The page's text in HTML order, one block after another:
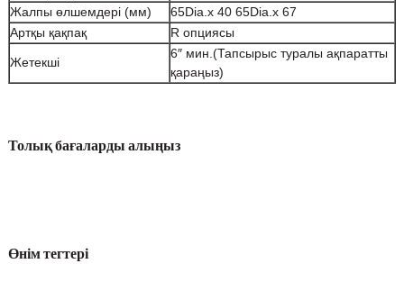
Жалпы өлшемдері (мм)
65Dia.x 40 65Dia.x 67
Артқы қақпақ
R опциясы
Жетекші
6″ мин.(Тапсырыс туралы ақпаратты
қараңыз)
Толық бағаларды алыңыз
Өнім тегтері